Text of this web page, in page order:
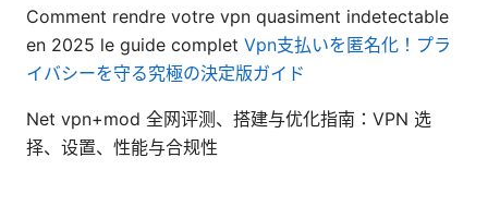
Comment rendre votre vpn quasiment indetectable
en 2025 le guide complet Vpn支払いを匿名化！プラ
イバシーを守る究極の決定版ガイド
Net vpn+mod 全网评测、搭建与优化指南：VPN 选
择、设置、性能与合规性